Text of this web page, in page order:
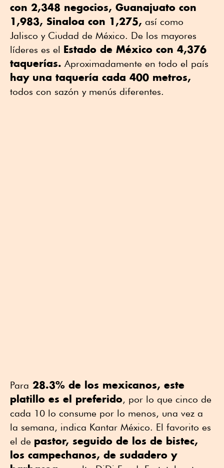
con 2,348 negocios, Guanajuato con
1,983, Sinaloa con 1,275, así como
Jalisco y Ciudad de México. De los mayores
líderes es el Estado de México con 4,376
taquerías. Aproximadamente en todo el país
hay una taquería cada 400 metros,
todos con sazón y menús diferentes.
Para 28.3% de los mexicanos, este
platillo es el preferido, por lo que cinco de
cada 10 lo consume por lo menos, una vez a
la semana, indica Kantar México. El favorito es
el de pastor, seguido de los de bistec,
los campechanos, de sudadero y